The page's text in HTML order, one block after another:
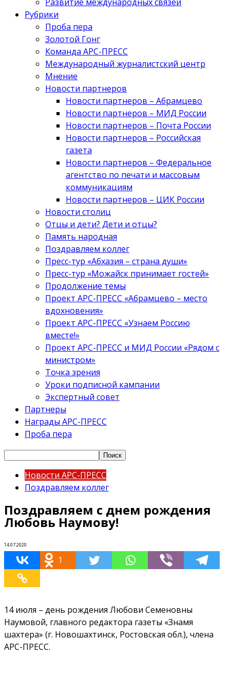
Рубрики
Проба пера
Золотой Гонг
Команда АРС-ПРЕСС
Международный журналистский центр
Мнение
Новости партнеров
Новости партнеров – Абрамцево
Новости партнеров – МИД России
Новости партнеров – Почта России
Новости партнеров – Российская
газета
Новости партнеров – Федеральное
агентство по печати и массовым
коммуникациям
Новости партнеров – ЦИК России
Новости столиц
Отцы и дети? Дети и отцы?
Память народная
Поздравляем коллег
Пресс-тур «Абхазия – страна души»
Пресс-тур «Можайск принимает гостей»
Продолжение темы
Проект АРС-ПРЕСС «Абрамцево – место
вдохновения»
Проект АРС-ПРЕСС «Узнаем Россию
вместе!»
Проект АРС-ПРЕСС и МИД России «Рядом с
министром»
Точка зрения
Уроки подписной кампании
Экспертный совет
Партнеры
Награды АРС-ПРЕСС
Проба пера
Новости АРС-ПРЕСС
Поздравляем коллег
Поздравляем с днем рождения
Любовь Наумову!
14.07.2020
1
14 июля – день рождения Любови Семеновны
Наумовой, главного редактора газеты «Знамя
шахтера» (г. Новошахтинск, Ростовская обл.), члена
АРС-ПРЕСС.